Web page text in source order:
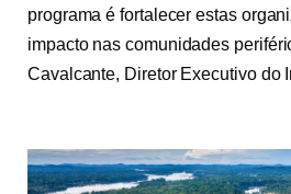
programa é fortalecer estas
impacto nas comunidades
Cavalcante, Diretor Executivo do